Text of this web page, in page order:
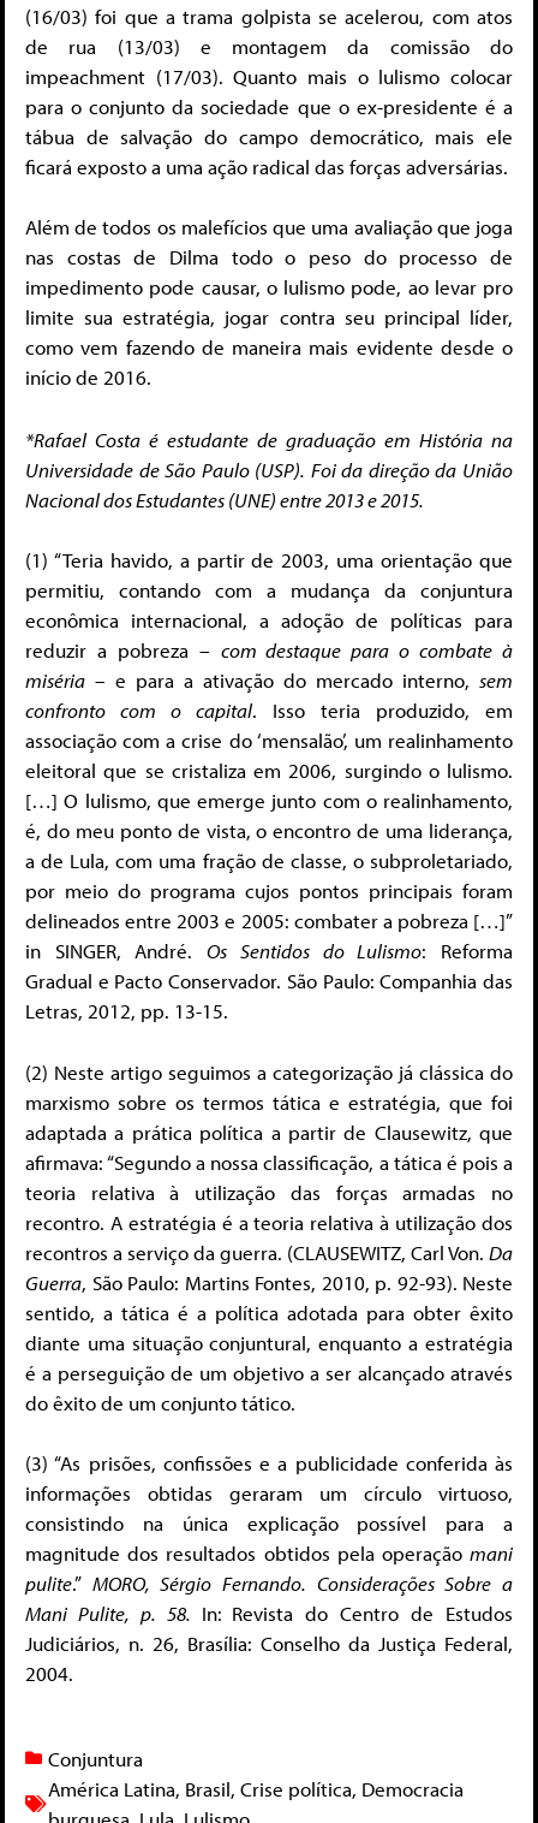
(16/03) foi que a trama golpista se acelerou, com atos
de rua (13/03) e montagem da comissão do
impeachment (17/03). Quanto mais o lulismo colocar
para o conjunto da sociedade que o ex-presidente é a
tábua de salvação do campo democrático, mais ele
ficará exposto a uma ação radical das forças adversárias.
Além de todos os malefícios que uma avaliação que joga
nas costas de Dilma todo o peso do processo de
impedimento pode causar, o lulismo pode, ao levar pro
limite sua estratégia, jogar contra seu principal líder,
como vem fazendo de maneira mais evidente desde o
início de 2016.
*Rafael Costa é estudante de graduação em História na
Universidade de São Paulo (USP). Foi da direção da União
Nacional dos Estudantes (UNE) entre 2013 e 2015.
(1) “Teria havido, a partir de 2003, uma orientação que
permitiu, contando com a mudança da conjuntura
econômica internacional, a adoção de políticas para
reduzir a pobreza – com destaque para o combate à
miséria – e para a ativação do mercado interno, sem
confronto com o capital. Isso teria produzido, em
associação com a crise do ‘mensalão’, um realinhamento
eleitoral que se cristaliza em 2006, surgindo o lulismo.
[…] O lulismo, que emerge junto com o realinhamento,
é, do meu ponto de vista, o encontro de uma liderança,
a de Lula, com uma fração de classe, o subproletariado,
por meio do programa cujos pontos principais foram
delineados entre 2003 e 2005: combater a pobreza […]”
in SINGER, André.Os Sentidos do Lulismo: Reforma
Gradual e Pacto Conservador. São Paulo: Companhia das
Letras, 2012, pp. 13-15.
(2) Neste artigo seguimos a categorização já clássica do
marxismo sobre os termos tática e estratégia, que foi
adaptada a prática política a partir de Clausewitz, que
afirmava: “Segundo a nossa classificação, a tática é pois a
teoria relativa à utilização das forças armadas no
recontro. A estratégia é a teoria relativa à utilização dos
recontros a serviço da guerra. (CLAUSEWITZ, Carl Von. Da
Guerra, São Paulo: Martins Fontes, 2010, p. 92-93). Neste
sentido, a tática é a política adotada para obter êxito
diante uma situação conjuntural, enquanto a estratégia
é a perseguição de um objetivo a ser alcançado através
do êxito de um conjunto tático.
(3) “As prisões, confissões e a publicidade conferida às
informações obtidas geraram um círculo virtuoso,
consistindo na única explicação possível para a
magnitude dos resultados obtidos pela operação mani
pulite.” MORO, Sérgio Fernando. Considerações Sobre a
Mani Pulite, p. 58. In: Revista do Centro de Estudos
Judiciários, n. 26, Brasília: Conselho da Justiça Federal,
2004.
Conjuntura
América Latina, Brasil, Crise política, Democracia